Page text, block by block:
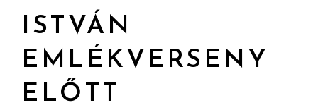
ISTVÁN
EMLÉKVERSENY
ELŐTT